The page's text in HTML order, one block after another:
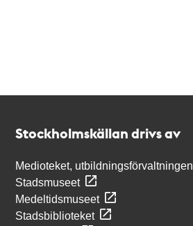
Stockholmskällan drivs av
Medioteket, utbildningsförvaltningen
Stadsmuseet
Medeltidsmuseet
Stadsbiblioteket